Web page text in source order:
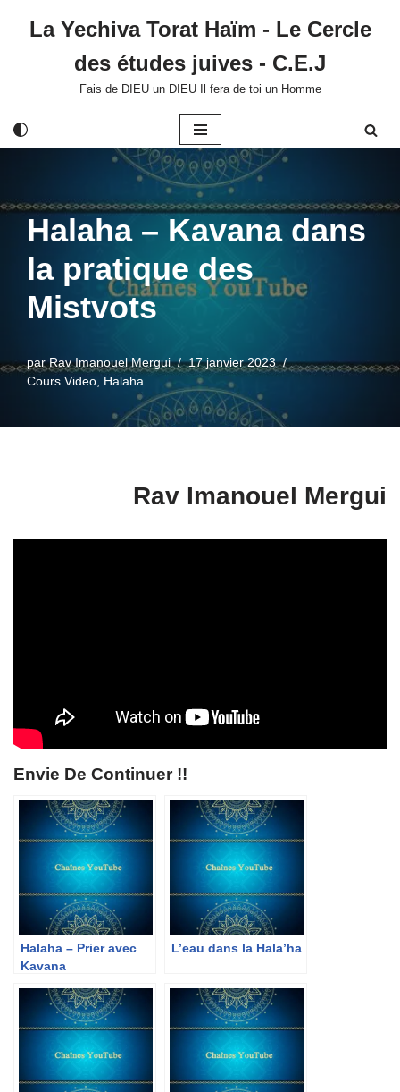
La Yechiva Torat Haïm - Le Cercle
des études juives - C.E.J
Fais de DIEU un DIEU Il fera de toi un Homme
Halaha – Kavana dans
la pratique des
Mistvots
parRav Imanouel Mergui
17 janvier 2023
Cours Video, Halaha
Rav Imanouel Mergui
Envie De Continuer !!
Halaha – Prier avec
Kavana
L’eau dans la Hala’ha